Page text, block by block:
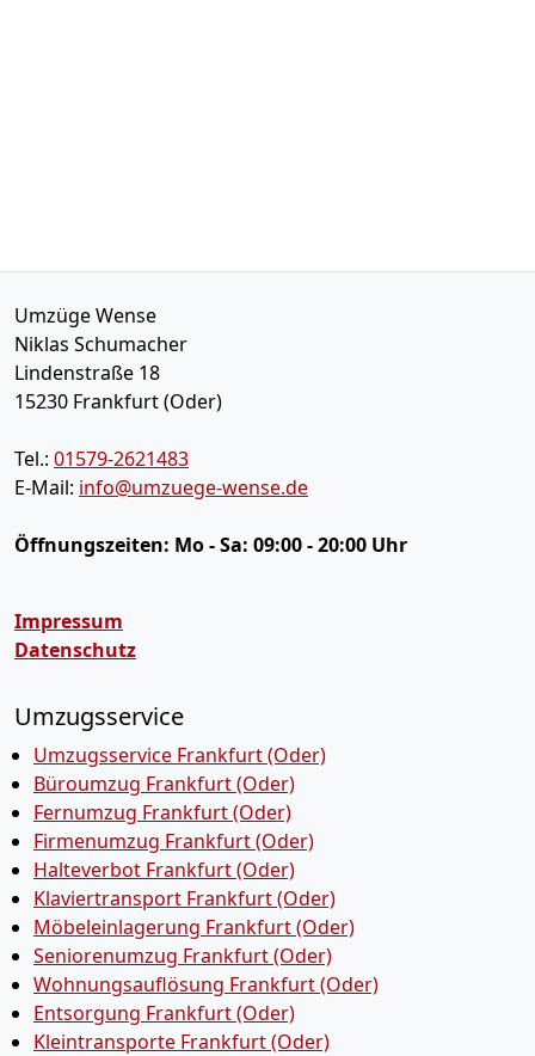
Umzüge Wense
Niklas Schumacher
Lindenstraße 18
15230 Frankfurt (Oder)
Tel.: 01579-2621483
E-Mail: info@umzuege-wense.de
Öffnungszeiten: Mo - Sa: 09:00 - 20:00 Uhr
Impressum
Datenschutz
Umzugsservice
Umzugsservice Frankfurt (Oder)
Büroumzug Frankfurt (Oder)
Fernumzug Frankfurt (Oder)
Firmenumzug Frankfurt (Oder)
Halteverbot Frankfurt (Oder)
Klaviertransport Frankfurt (Oder)
Möbeleinlagerung Frankfurt (Oder)
Seniorenumzug Frankfurt (Oder)
Wohnungsauflösung Frankfurt (Oder)
Entsorgung Frankfurt (Oder)
Kleintransporte Frankfurt (Oder)